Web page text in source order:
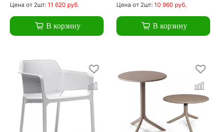
Цена от 2шт: 11 620 руб.
В корзину
Цена от 2шт: 10 960 руб.
В корзину